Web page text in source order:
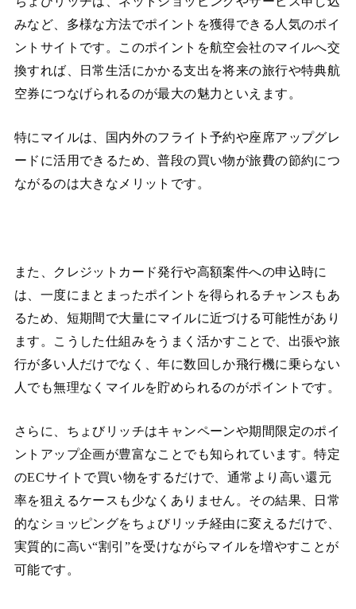
みなど、多様な方法でポイントを獲得できる人気のポイ
ントサイトです。このポイントを航空会社のマイルへ交
換すれば、日常生活にかかる支出を将来の旅行や特典航
空券につなげられるのが最大の魅力といえます。
特にマイルは、国内外のフライト予約や座席アップグレ
ードに活用できるため、普段の買い物が旅費の節約につ
ながるのは大きなメリットです。
また、クレジットカード発行や高額案件への申込時に
は、一度にまとまったポイントを得られるチャンスもあ
るため、短期間で大量にマイルに近づける可能性があり
ます。こうした仕組みをうまく活かすことで、出張や旅
行が多い人だけでなく、年に数回しか飛行機に乗らない
人でも無理なくマイルを貯められるのがポイントです。
さらに、ちょびリッチはキャンペーンや期間限定のポイ
ントアップ企画が豊富なことでも知られています。特定
のECサイトで買い物をするだけで、通常より高い還元
率を狙えるケースも少なくありません。その結果、日常
的なショッピングをちょびリッチ経由に変えるだけで、
実質的に高い“割引”を受けながらマイルを増やすことが
可能です。